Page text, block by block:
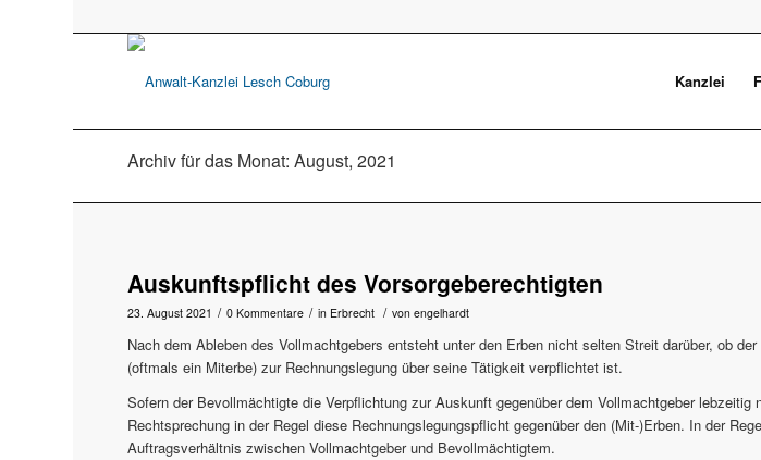
Kanzlei
Archiv für das Monat: August, 2021
Auskunftspflicht des Vorsorgeberechtigten
23. August 2021 / 0 Kommentare / in Erbrecht / vonengelhardt
Nach dem Ableben des Vollmachtgebers entsteht unter den Erben nicht selten Streit darüber, ob
(oftmals ein Miterbe) zur Rechnungslegung über seine Tätigkeit verpflichtet ist.
Sofern der Bevollmächtigte die Verpflichtung zur Auskunft gegenüber dem Vollmachtgeber
Rechtsprechung in der Regel diese Rechnungslegungspflicht gegenüber den (Mit-)Erben. In der
Auftragsverhältnis zwischen Vollmachtgeber und Bevollmächtigtem.